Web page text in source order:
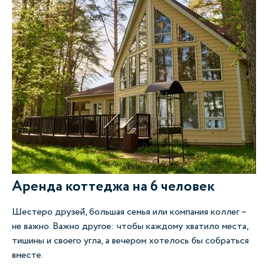
Аренда коттеджа на 6 человек
Шестеро друзей, большая семья или компания коллег –
не важно. Важно другое: чтобы каждому хватило места,
тишины и своего угла, а вечером хотелось бы собраться
вместе.